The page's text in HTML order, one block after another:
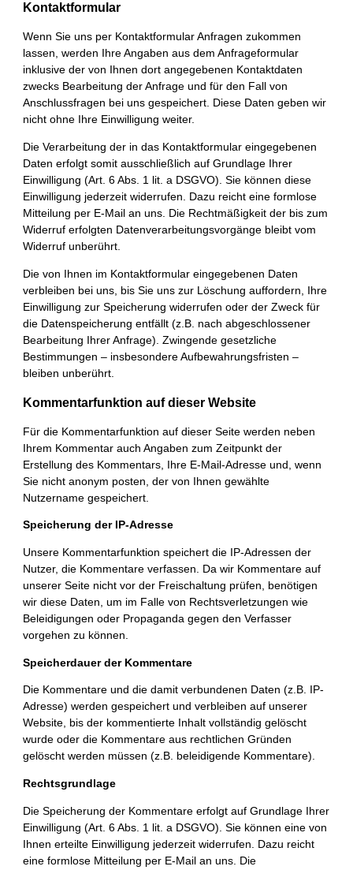
Kontaktformular
Wenn Sie uns per Kontaktformular Anfragen zukommen
lassen, werden Ihre Angaben aus dem Anfrageformular
inklusive der von Ihnen dort angegebenen Kontaktdaten
zwecks Bearbeitung der Anfrage und für den Fall von
Anschlussfragen bei uns gespeichert. Diese Daten geben wir
nicht ohne Ihre Einwilligung weiter.
Die Verarbeitung der in das Kontaktformular eingegebenen
Daten erfolgt somit ausschließlich auf Grundlage Ihrer
Einwilligung (Art. 6 Abs. 1 lit. a DSGVO). Sie können diese
Einwilligung jederzeit widerrufen. Dazu reicht eine formlose
Mitteilung per E-Mail an uns. Die Rechtmäßigkeit der bis zum
Widerruf erfolgten Datenverarbeitungsvorgänge bleibt vom
Widerruf unberührt.
Die von Ihnen im Kontaktformular eingegebenen Daten
verbleiben bei uns, bis Sie uns zur Löschung auffordern, Ihre
Einwilligung zur Speicherung widerrufen oder der Zweck für
die Datenspeicherung entfällt (z.B. nach abgeschlossener
Bearbeitung Ihrer Anfrage). Zwingende gesetzliche
Bestimmungen – insbesondere Aufbewahrungsfristen –
bleiben unberührt.
Kommentarfunktion auf dieser Website
Für die Kommentarfunktion auf dieser Seite werden neben
Ihrem Kommentar auch Angaben zum Zeitpunkt der
Erstellung des Kommentars, Ihre E-Mail-Adresse und, wenn
Sie nicht anonym posten, der von Ihnen gewählte
Nutzername gespeichert.
Speicherung der IP-Adresse
Unsere Kommentarfunktion speichert die IP-Adressen der
Nutzer, die Kommentare verfassen. Da wir Kommentare auf
unserer Seite nicht vor der Freischaltung prüfen, benötigen
wir diese Daten, um im Falle von Rechtsverletzungen wie
Beleidigungen oder Propaganda gegen den Verfasser
vorgehen zu können.
Speicherdauer der Kommentare
Die Kommentare und die damit verbundenen Daten (z.B. IP-
Adresse) werden gespeichert und verbleiben auf unserer
Website, bis der kommentierte Inhalt vollständig gelöscht
wurde oder die Kommentare aus rechtlichen Gründen
gelöscht werden müssen (z.B. beleidigende Kommentare).
Rechtsgrundlage
Die Speicherung der Kommentare erfolgt auf Grundlage Ihrer
Einwilligung (Art. 6 Abs. 1 lit. a DSGVO). Sie können eine von
Ihnen erteilte Einwilligung jederzeit widerrufen. Dazu reicht
eine formlose Mitteilung per E-Mail an uns. Die